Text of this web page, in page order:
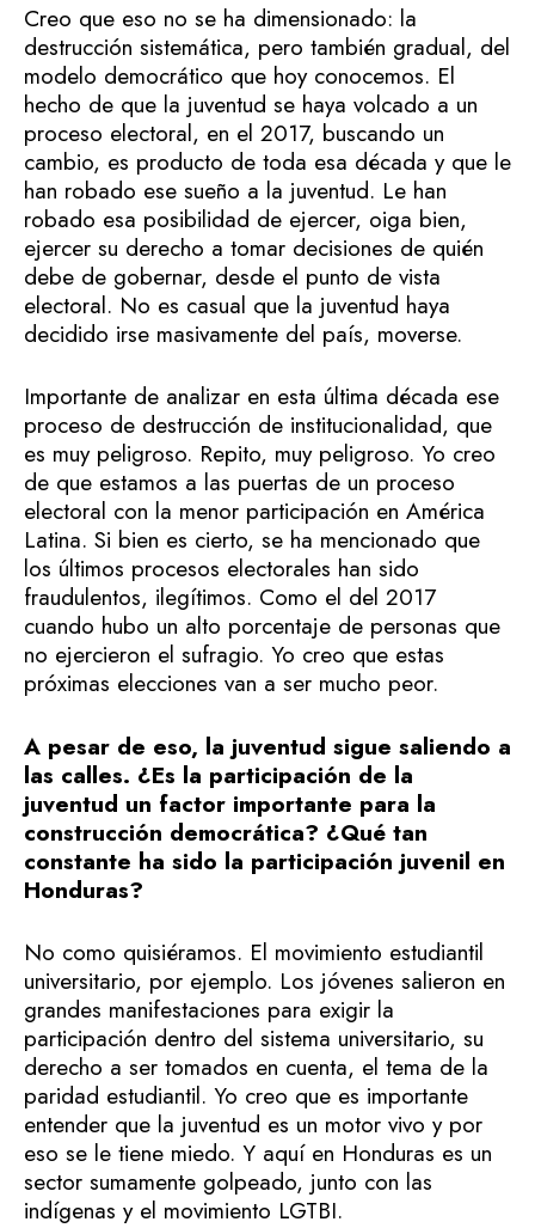
Creo que eso no se ha dimensionado: la
destrucción sistemática, pero también gradual, del
modelo democrático que hoy conocemos. El
hecho de que la juventud se haya volcado a un
proceso electoral, en el 2017, buscando un
cambio, es producto de toda esa década y que le
han robado ese sueño a la juventud. Le han
robado esa posibilidad de ejercer, oiga bien,
ejercer su derecho a tomar decisiones de quién
debe de gobernar, desde el punto de vista
electoral. No es casual que la juventud haya
decidido irse masivamente del país, moverse.
Importante de analizar en esta última década ese
proceso de destrucción de institucionalidad, que
es muy peligroso. Repito, muy peligroso. Yo creo
de que estamos a las puertas de un proceso
electoral con la menor participación en América
Latina. Si bien es cierto, se ha mencionado que
los últimos procesos electorales han sido
fraudulentos, ilegítimos. Como el del 2017
cuando hubo un alto porcentaje de personas que
no ejercieron el sufragio. Yo creo que estas
próximas elecciones van a ser mucho peor.
A pesar de eso, la juventud sigue saliendo a
las calles. ¿Es la participación de la
juventud un factor importante para la
construcción democrática? ¿Qué tan
constante ha sido la participación juvenil en
Honduras?
No como quisiéramos. El movimiento estudiantil
universitario, por ejemplo. Los jóvenes salieron en
grandes manifestaciones para exigir la
participación dentro del sistema universitario, su
derecho a ser tomados en cuenta, el tema de la
paridad estudiantil. Yo creo que es importante
entender que la juventud es un motor vivo y por
eso se le tiene miedo. Y aquí en Honduras es un
sector sumamente golpeado, junto con las
indígenas y el movimiento LGTBI.